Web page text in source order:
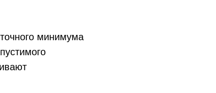
минимума